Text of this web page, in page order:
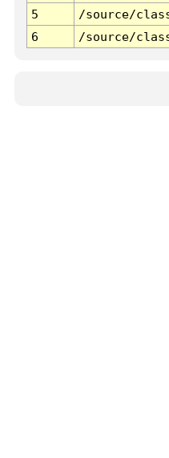
5
/source/
6
/source/